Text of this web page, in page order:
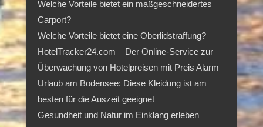
Welche Vorteile bietet ein maßgeschneidertes
Carport?
Welche Vorteile bietet eine Oberlidstraffung?
HotelTracker24.com – Der Online-Service zur
Überwachung von Hotelpreisen mit Preis Alarm
Urlaub am Bodensee: Diese Kleidung ist am
besten für die Auszeit geeignet
Gesundheit und Natur im Einklang erleben